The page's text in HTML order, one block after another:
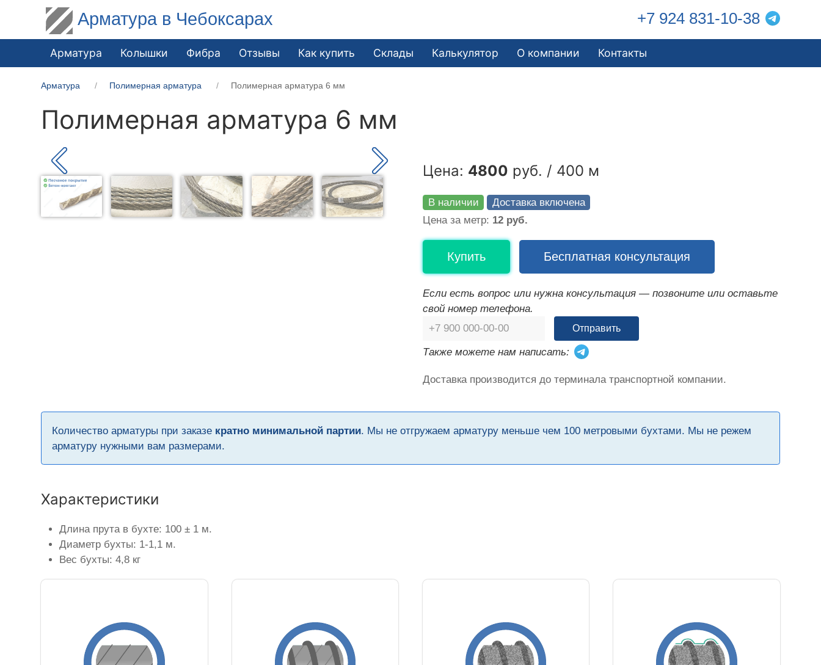
Арматура в Чебоксарах +7 924 831-10-38
Арматура Колышки Фибра Отзывы Как купить Склады Калькулятор О компании Контакты
Арматура Полимерная арматура Полимерная арматура 6 мм
Полимерная арматура 6 мм
Цена: 4800 руб. / 400 м
В наличии
Доставка включена
Цена за метр: 12 руб.
Купить Бесплатная консультация
Если есть вопрос или нужна консультация — позвоните или оставьте
свой номер телефона.
Отправить
Также можете нам написать:
Доставка производится до терминала транспортной компании.
Количество арматуры при заказе кратно минимальной партии. Мы не отгружаем арматуру меньше чем 100 метровыми бухтами. Мы не режем
арматуру нужными вам размерами.
Характеристики
Длина прута в бухте: 100 ± 1 м.
Диаметр бухты: 1-1,1 м.
Вес бухты: 4,8 кг